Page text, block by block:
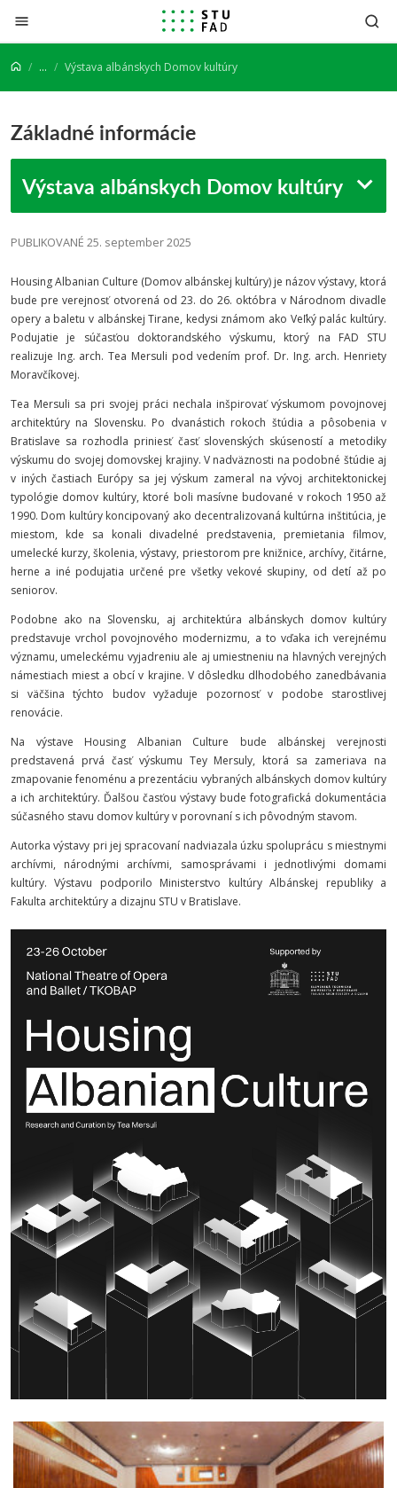
Prejsť na obsah
... Výstava albánskych Domov kultúry
Základné informácie
Výstava albánskych Domov kultúry
PUBLIKOVANÉ 25. september 2025
Housing Albanian Culture (Domov albánskej kultúry) je názov výstavy, ktorá
bude pre verejnosť otvorená od 23. do 26. októbra v Národnom divadle
opery a baletu v albánskej Tirane, kedysi známom ako Veľký palác kultúry.
Podujatie je súčasťou doktorandského výskumu, ktorý na FAD STU
realizuje Ing. arch. Tea Mersuli pod vedením prof. Dr. Ing. arch. Henriety
Moravčíkovej.
Tea Mersuli sa pri svojej práci nechala inšpirovať výskumom povojnovej
architektúry na Slovensku. Po dvanástich rokoch štúdia a pôsobenia v
Bratislave sa rozhodla priniesť časť slovenských skúseností a metodiky
výskumu do svojej domovskej krajiny. V nadväznosti na podobné štúdie aj
v iných častiach Európy sa jej výskum zameral na vývoj architektonickej
typológie domov kultúry, ktoré boli masívne budované v rokoch 1950 až
1990. Dom kultúry koncipovaný ako decentralizovaná kultúrna inštitúcia, je
miestom, kde sa konali divadelné predstavenia, premietania filmov,
umelecké kurzy, školenia, výstavy, priestorom pre knižnice, archívy, čitárne,
herne a iné podujatia určené pre všetky vekové skupiny, od detí až po
seniorov.
Podobne ako na Slovensku, aj architektúra albánskych domov kultúry
predstavuje vrchol povojnového modernizmu, a to vďaka ich verejnému
významu, umeleckému vyjadreniu ale aj umiestneniu na hlavných verejných
námestiach miest a obcí v krajine. V dôsledku dlhodobého zanedbávania
si väčšina týchto budov vyžaduje pozornosť v podobe starostlivej
renovácie.
Na výstave Housing Albanian Culture bude albánskej verejnosti
predstavená prvá časť výskumu Tey Mersuly, ktorá sa zameriava na
zmapovanie fenoménu a prezentáciu vybraných albánskych domov kultúry
a ich architektúry. Ďalšou časťou výstavy bude fotografická dokumentácia
súčasného stavu domov kultúry v porovnaní s ich pôvodným stavom.
Autorka výstavy pri jej spracovaní nadviazala úzku spoluprácu s miestnymi
archívmi, národnými archívmi, samosprávami i jednotlivými domami
kultúry. Výstavu podporilo Ministerstvo kultúry Albánskej republiky a
Fakulta architektúry a dizajnu STU v Bratislave.